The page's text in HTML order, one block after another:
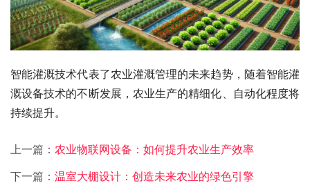
智能灌溉技术代表了农业灌溉管理的未来趋势，随着智能灌
溉设备技术的不断发展，农业生产的精细化、自动化程度将
持续提升。
上一篇： 农业物联网设备：如何提升农业生产效率
下一篇： 温室大棚设计：创造未来农业的绿色引擎